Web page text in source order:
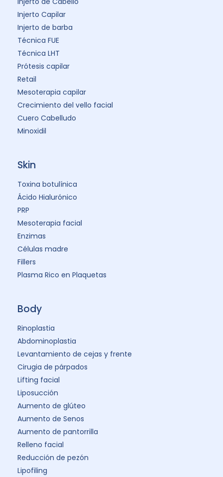
Injerto Capilar
Injerto de barba
Técnica FUE
Técnica LHT
Prótesis capilar
Retail
Mesoterapia capilar
Crecimiento del vello facial
Cuero Cabelludo
Minoxidil
Skin
Toxina botulínica
Ácido Hialurónico
PRP
Mesoterapia facial
Enzimas
Células madre
Fillers
Plasma Rico en Plaquetas
Body
Rinoplastia
Abdominoplastia
Levantamiento de cejas y frente
Cirugia de párpados
Lifting facial
Liposucción
Aumento de glúteo
Aumento de Senos
Aumento de pantorrilla
Relleno facial
Reducción de pezón
Lipofiling